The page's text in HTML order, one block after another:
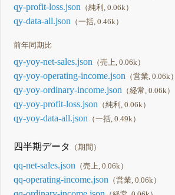
qy-profit-loss.json （純利, 0.06k）
qy-data-all.json （一括, 0.46k）
前年同期比
qy-yoy-net-sales.json （売上, 0.06k）
qy-yoy-operating-income.json （営業, 0.06k）
qy-yoy-ordinary-income.json （経常, 0.06k）
qy-yoy-profit-loss.json （純利, 0.06k）
qy-yoy-data-all.json （一括, 0.49k）
四半期データ （期間）
qq-net-sales.json （売上, 0.06k）
qq-operating-income.json （営業, 0.06k）